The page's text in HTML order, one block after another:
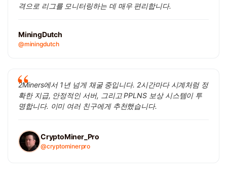
격으로 리그를 모니터링하는 데 매우 편리합니다.
MiningDutch
@miningdutch
2Miners에서 1년 넘게 채굴 중입니다. 2시간마다 시계처럼 정
확한 지급, 안정적인 서버, 그리고 PPLNS 보상 시스템이 투
명합니다. 이미 여러 친구에게 추천했습니다.
CryptoMiner_Pro
@cryptominerpro